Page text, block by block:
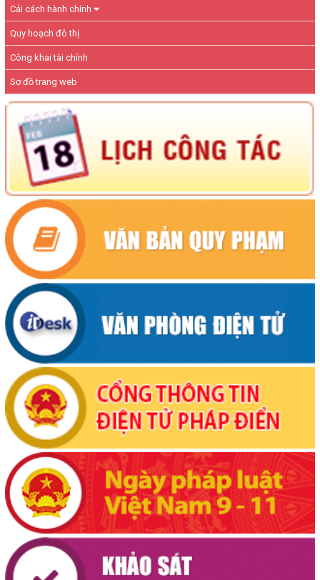
Cải cách hành chính
Quy hoạch đô thị
Công khai tài chính
Sơ đồ trang web